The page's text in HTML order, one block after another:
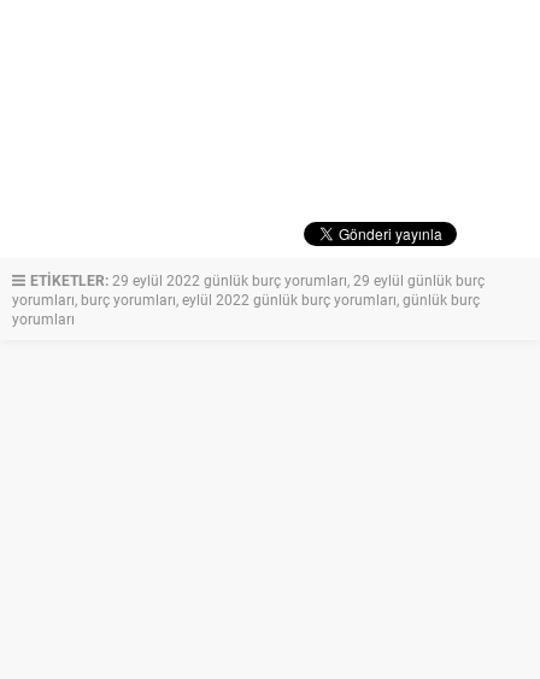
ETİKETLER:29 eylül 2022 günlük burç yorumları,29 eylül günlük burç
yorumları, burç yorumları,eylül 2022 günlük burç yorumları,günlük burç
yorumları